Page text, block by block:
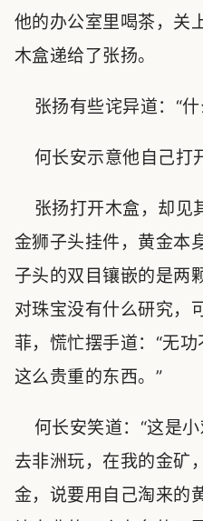
他的办公室里喝茶，关
木盒递给了张扬。
张扬有些诧异道：“什
何长安示意他自己打
张扬打开木盒，却见
金狮子头挂件，黄金本
子头的双目镶嵌的是两
对珠宝没有什么研究，
菲，慌忙摆手道：“无
这么贵重的东西。”
何长安笑道：“这是小
去非洲玩，在我的金矿
金，说要用自己淘来的